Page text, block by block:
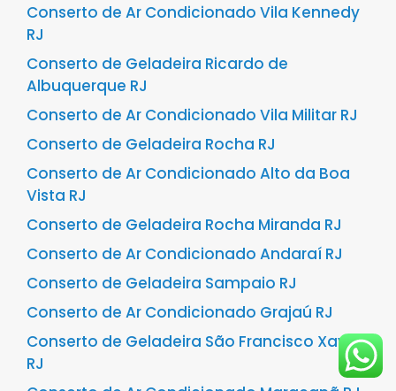
Conserto de Ar Condicionado Vila Kennedy
RJ
Conserto de Geladeira Ricardo de
Albuquerque RJ
Conserto de Ar Condicionado Vila Militar RJ
Conserto de Geladeira Rocha RJ
Conserto de Ar Condicionado Alto da Boa
Vista RJ
Conserto de Geladeira Rocha Miranda RJ
Conserto de Ar Condicionado Andaraí RJ
Conserto de Geladeira Sampaio RJ
Conserto de Ar Condicionado Grajaú RJ
Conserto de Geladeira São Francisco Xavier
RJ